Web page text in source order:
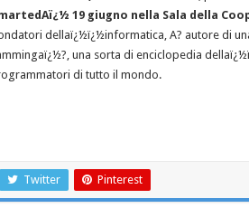
19 giugno nella Sala della
dellaï¿½ï¿½informatica, A? autore di
una sorta di enciclopedia
di tutto il mondo.
Twitter Pinterest